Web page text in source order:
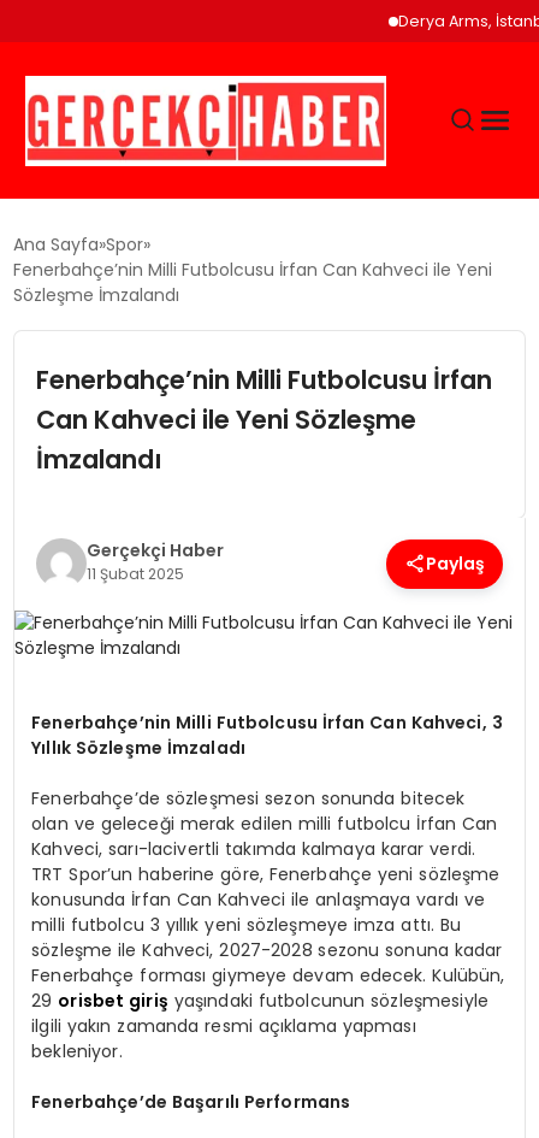
Derya Arms,
GÜNCEL
EĞITIM
EKONOMI
MAGAZIN
TEKNOLOJI
YAŞAM
Ana Sayfa Spor
Fenerbahçe’nin Milli Futbolcusu İrfan Can Kahveci ile Yeni
Sözleşme İmzalandı
Fenerbahçe’nin Milli Futbolcusu İrfan
Can Kahveci ile Yeni Sözleşme
İmzalandı
Gerçekçi Haber
11 Şubat 2025 Paylaş
Fenerbahçe’nin Milli Futbolcusu İrfan Can Kahveci, 3
Yıllık Sözleşme İmzaladı
Fenerbahçe’de sözleşmesi sezon sonunda bitecek
olan ve geleceği merak edilen milli futbolcu İrfan Can
Kahveci, sarı-lacivertli takımda kalmaya karar verdi.
TRT Spor’un haberine göre, Fenerbahçe yeni sözleşme
konusunda İrfan Can Kahveci ile anlaşmaya vardı ve
milli futbolcu 3 yıllık yeni sözleşmeye imza attı. Bu
sözleşme ile Kahveci, 2027-2028 sezonu sonuna kadar
Fenerbahçe forması giymeye devam edecek. Kulübün,
29 orisbet giriş yaşındaki futbolcunun sözleşmesiyle
ilgili yakın zamanda resmi açıklama yapması
bekleniyor.
Fenerbahçe’de Başarılı Performans